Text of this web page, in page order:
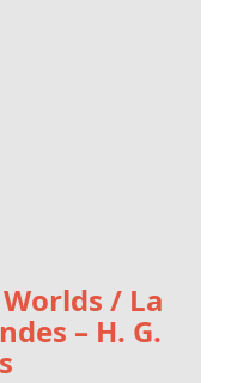
/ La
– H. G.